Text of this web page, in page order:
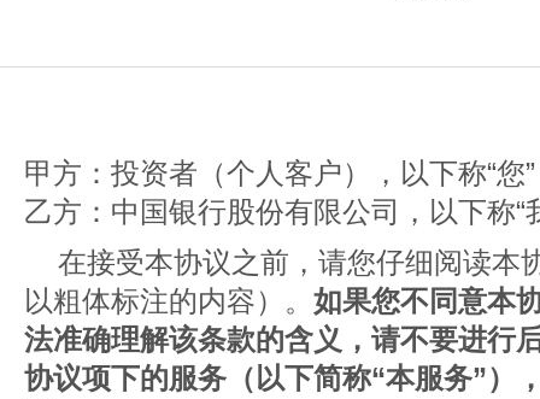
甲方：投资者（个人客户），以下称“您”
乙方：中国银行股份有限公司，以下称“
在接受本协议之前，请您仔细阅读本
以粗体标注的内容）。 如果您不同意本
法准确理解该条款的含义，请不要进行
协议项下的服务（以下简称“本服务”）